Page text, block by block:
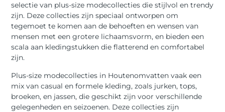
selectie van plus-size modecollecties die stijlvol en trendy
zijn. Deze collecties zijn speciaal ontworpen om
tegemoet te komen aan de behoeften en wensen van
mensen met een grotere lichaamsvorm, en bieden een
scala aan kledingstukken die flatterend en comfortabel
zijn.
Plus-size modecollecties in Houtenomvatten vaak een
mix van casual en formele kleding, zoals jurken, tops,
broeken, en jassen, die geschikt zijn voor verschillende
gelegenheden en seizoenen. Deze collecties zijn